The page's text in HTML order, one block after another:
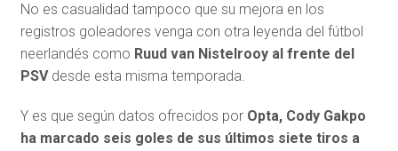
No es casualidad tampoco que su mejora en los
registros goleadores venga con otra leyenda del fútbol
neerlandés como Ruud van Nistelrooy al frente del
PSV desde esta misma temporada.
Y es que según datos ofrecidos por Opta, Cody Gakpo
ha marcado seis goles de sus últimos siete tiros a